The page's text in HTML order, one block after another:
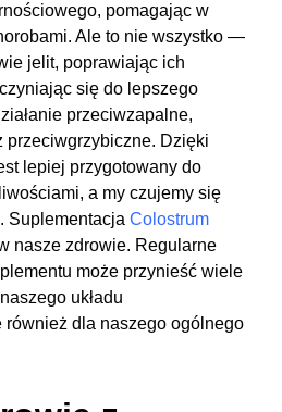
pomagając w
Ale to nie wszystko —
jelit, poprawiając ich
się do lepszego
przeciwzapalne,
przeciwgrzybiczne. Dzięki
lepiej przygotowany do
a my czujemy się
Suplementacja Colostrum
nasze zdrowie. Regularne
może przynieść wiele
układu
dla naszego ogólnego